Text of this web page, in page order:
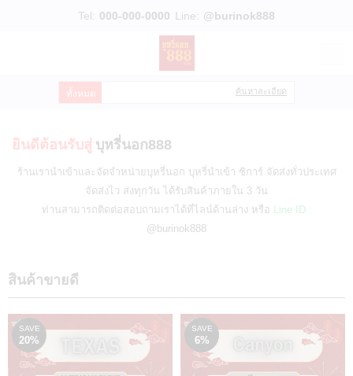
สมัครสมาชิก
ขั้นตอนการสั่งซื้อ
แจ้งชำระเงิน
Tel: 000-000-0000 Line: @burinok888
ค้นหาละเอียด
ยินดีต้อนรับสู่ บุหรี่นอก888
ร้านเรานำเข้าและจัดจำหน่ายบุหรี่นอก บุหรี่นำเข้า ซิการ์ จัดส่งทั่วประเทศ
จัดส่งไว ส่งทุกวัน ได้รับสินค้าภายใน 3 วัน
ท่านสามารถติดต่อสอบถามเราได้ที่ไลน์ด้านล่าง หรือ Line ID :
@burinok888
สินค้าขายดี
SAVE
20%
SAVE
6%